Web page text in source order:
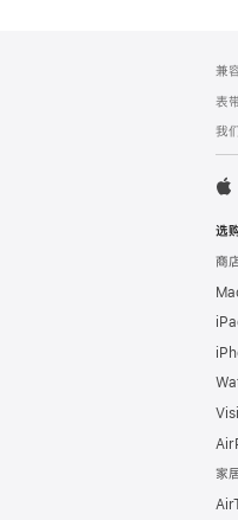
页
页
脚
注
兼
表
我
选
商
家